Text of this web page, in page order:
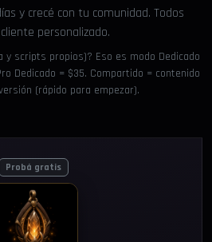
y crecé con tu comunidad. Todos
personalizado.
y scripts propios)? Eso es modo Dedicado
Dedicado = $35. Compartido = contenido
(rápido para empezar).
Probá gratis